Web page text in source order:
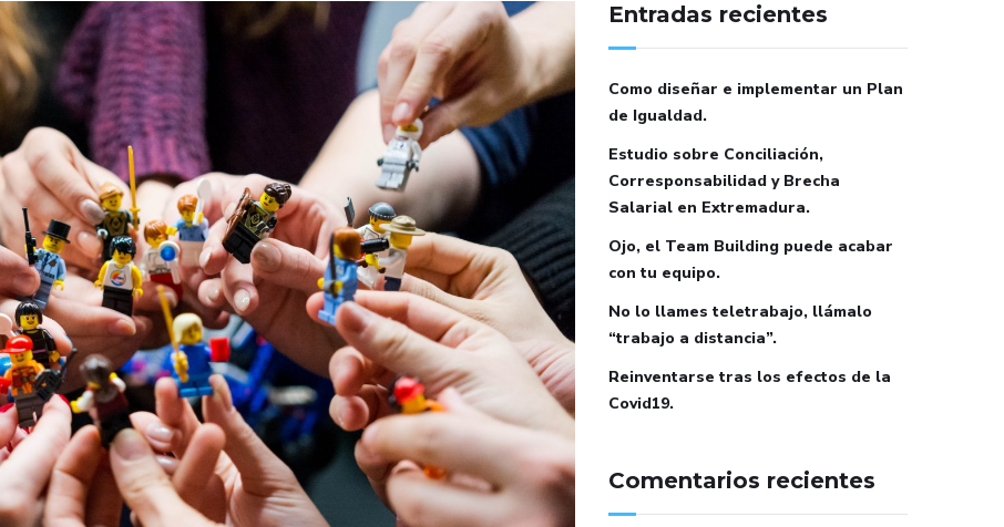
Entradas recientes
Como diseñar e implementar un Plan
de Igualdad.
Estudio sobre Conciliación,
Corresponsabilidad y Brecha
Salarial en Extremadura.
Ojo, el Team Building puede acabar
con tu equipo.
No lo llames teletrabajo, llámalo
“trabajo a distancia”.
Reinventarse tras los efectos de la
Covid19.
Comentarios recientes